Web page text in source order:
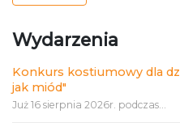
Wydarzenia
Konkurs kostiumowy dla
jak miód"
Już 16 sierpnia 2026r. podczas...